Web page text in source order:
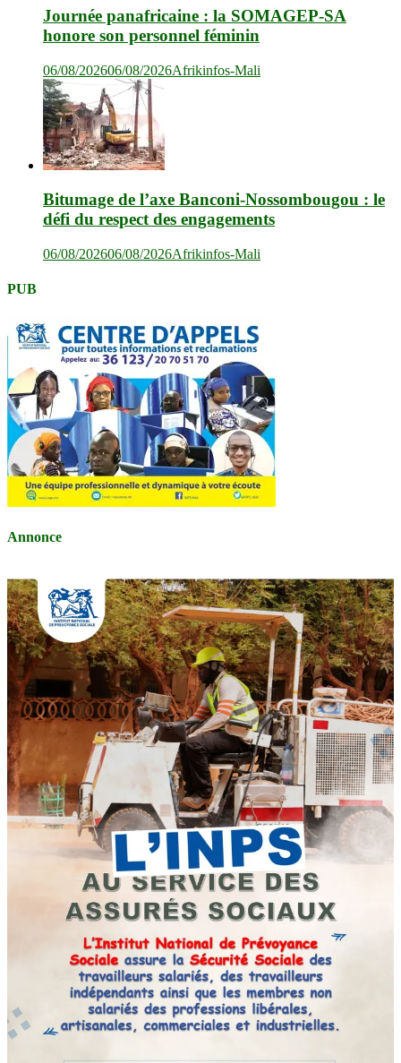
Journée panafricaine : la SOMAGEP-SA
honore son personnel féminin
06/08/202606/08/2026Afrikinfos-Mali
Bitumage de l’axe Banconi-Nossombougou : le
défi du respect des engagements
06/08/202606/08/2026Afrikinfos-Mali
PUB
Annonce